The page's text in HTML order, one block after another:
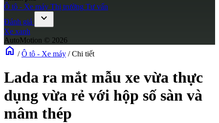
Ô tô - Xe máy Thị trường Tư vấn
Đánh giá
expand_more
Xe xanh
AutoMotion © 2026
home / Ô tô - Xe máy / Chi tiết
Lada ra mắt mẫu xe vừa thực
dụng vừa rẻ với hộp số sàn và
mâm thép